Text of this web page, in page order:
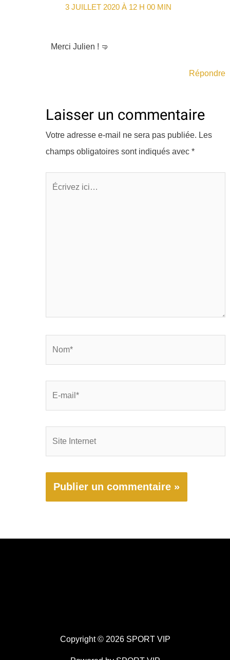
3 JUILLET 2020 À 12 H 00 MIN
Merci Julien ! 🤜
Répondre
Laisser un commentaire
Votre adresse e-mail ne sera pas publiée. Les
champs obligatoires sont indiqués avec *
Copyright © 2026 SPORT VIP